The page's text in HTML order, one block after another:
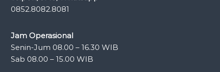
0852.8082.8081
Jam Operasional
Senin-Jum 08.00 – 16.30 WIB
Sab 08.00 – 15.00 WIB